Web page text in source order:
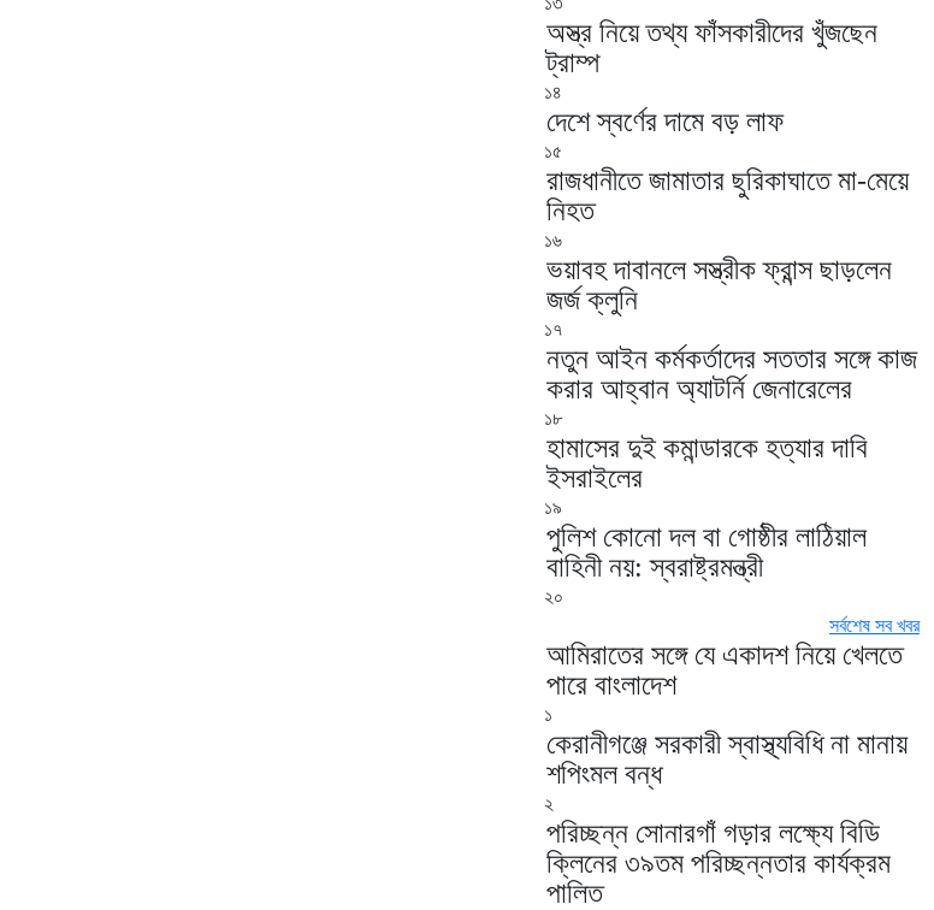
অস্ত্র নিয়ে তথ্য ফাঁসকারীদের খুঁজছেন
ট্রাম্প
১৪
দেশে স্বর্ণের দামে বড় লাফ
১৫
রাজধানীতে জামাতার ছুরিকাঘাতে মা-মেয়ে
নিহত
১৬
ভয়াবহ দাবানলে সস্ত্রীক ফ্রান্স ছাড়লেন
জর্জ ক্লুনি
১৭
নতুন আইন কর্মকর্তাদের সততার সঙ্গে কাজ
করার আহ্বান অ্যাটর্নি জেনারেলের
১৮
হামাসের দুই কমান্ডারকে হত্যার দাবি
ইসরাইলের
১৯
পুলিশ কোনো দল বা গোষ্ঠীর লাঠিয়াল
বাহিনী নয়: স্বরাষ্ট্রমন্ত্রী
২০
সর্বশেষ সব খবর
আমিরাতের সঙ্গে যে একাদশ নিয়ে খেলতে
পারে বাংলাদেশ
১
কেরানীগঞ্জে সরকারী স্বাস্থ্যবিধি না মানায়
শপিংমল বন্ধ
২
পরিচ্ছন্ন সোনারগাঁ গড়ার লক্ষ্যে বিডি
ক্লিনের ৩৯তম পরিচ্ছন্নতার কার্যক্রম
পালিত